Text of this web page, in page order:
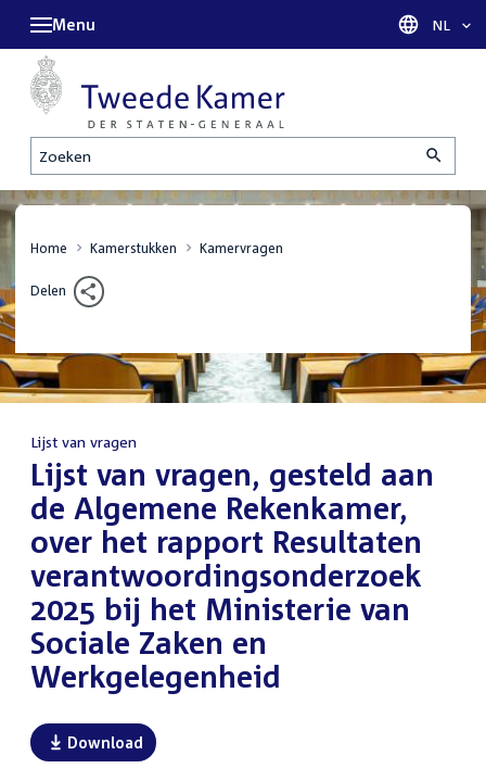
Zoeken
Menu Taal
NL
Home Kamerstukken Kamervragen
Delen
Lijst van vragen
:Lijst van vragen, gesteld aan
de Algemene Rekenkamer,
over het rapport Resultaten
verantwoordingsonderzoek
2025 bij het Ministerie van
Sociale Zaken en
Werkgelegenheid
Download